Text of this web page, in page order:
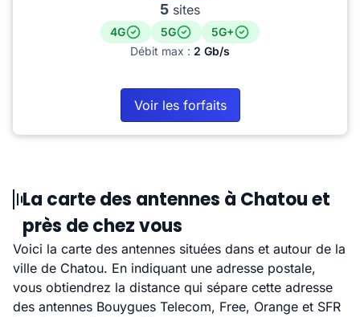
5 sites
4G 5G
5G+
Débit max : 2 Gb/s
Voir les forfaits
La carte des antennes à Chatou et
près de chez vous
Voici la carte des antennes situées dans et autour de la
ville de Chatou. En indiquant une adresse postale,
vous obtiendrez la distance qui sépare cette adresse
des antennes Bouygues Telecom, Free, Orange et SFR